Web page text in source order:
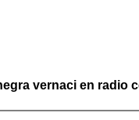
vernaci en radio